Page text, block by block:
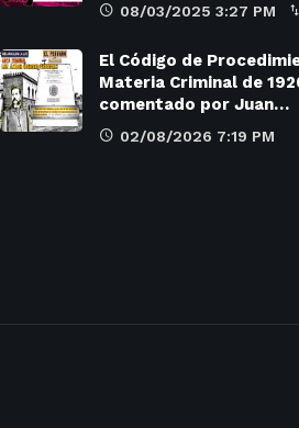
08/03/2025 3:27 PM
El Código de
Materia Criminal de
comentado por Juan…
02/08/2026 7:19 PM